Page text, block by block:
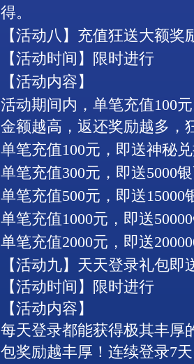
得。
【活动八 】充值狂送大额奖
【活动时间】限时进行
【活动内容】
活动期间内，单笔充值100
金额越高，返还奖励越多，
单笔充值100元，即送神秘
单笔充值300元，即送5000
单笔充值500元，即送15000
单笔充值1000元，即送50000
单笔充值2000元，即送20
【活动九】天天登录礼包即
【活动时间】限时进行
【活动内容】
每天登录都能获得极其丰厚
包奖励越丰厚！连续登录7